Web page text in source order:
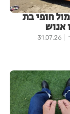
חופי בת
אנוש
31.07.26